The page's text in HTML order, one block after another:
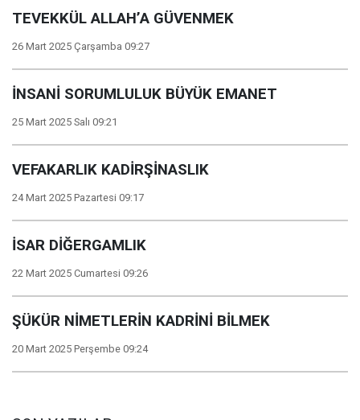
TEVEKKÜL ALLAH’A GÜVENMEK
26 Mart 2025 Çarşamba 09:27
İNSANİ SORUMLULUK BÜYÜK EMANET
25 Mart 2025 Salı 09:21
VEFAKARLIK KADİRŞİNASLIK
24 Mart 2025 Pazartesi 09:17
İSAR DİĞERGAMLIK
22 Mart 2025 Cumartesi 09:26
ŞÜKÜR NİMETLERİN KADRİNİ BİLMEK
20 Mart 2025 Perşembe 09:24